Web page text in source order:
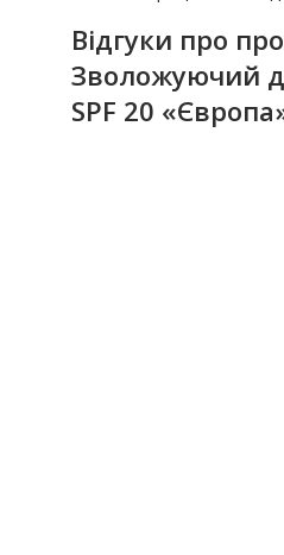
Відгуки про
Зволожуючий
SPF 20